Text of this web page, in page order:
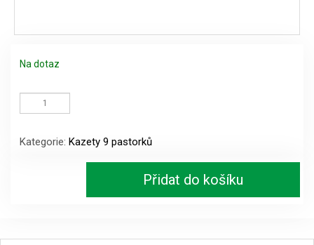
Na dotaz
Shimano
Alivio
CS-
Kategorie: Kazety 9 pastorků
Přidat do košíku